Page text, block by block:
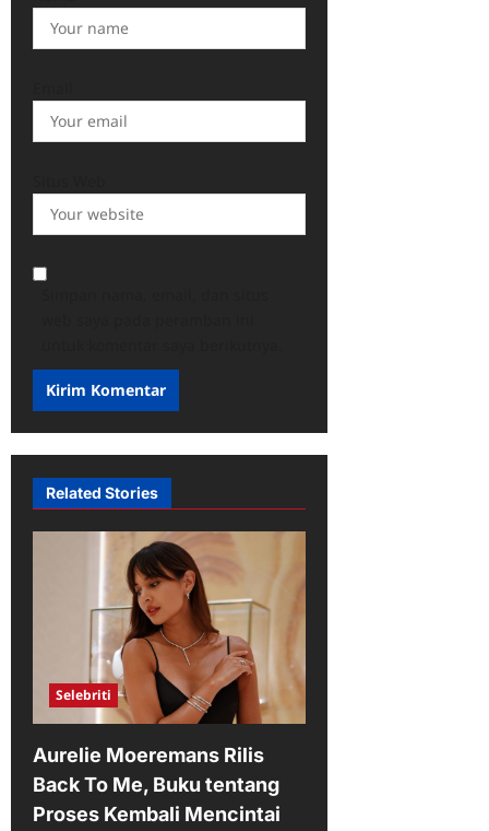
Related Stories
Selebriti
Aurelie Moeremans Rilis
Back To Me, Buku tentang
Proses Kembali Mencintai